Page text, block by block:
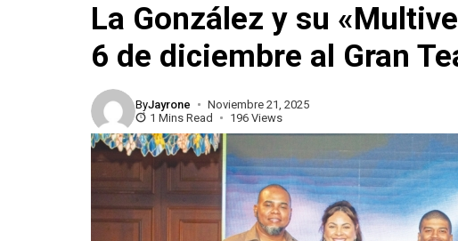
La González y su
6 de diciembre al Gran
ByJayrone
Noviembre 21, 2025
1 Mins Read
196 Views